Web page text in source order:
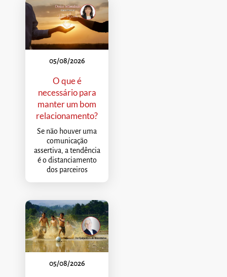
05/08/2026
O que é
necessário para
manter um bom
relacionamento?
Se não houver uma
comunicação
assertiva, a tendência
é o distanciamento
dos parceiros
05/08/2026